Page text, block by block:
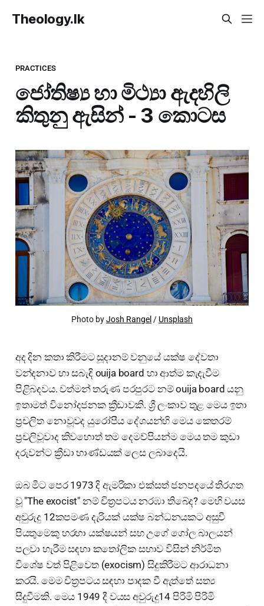
Theology.lk
PRACTICES
ජෝතිෂ්‍ය හා මිථ්‍යා ඇදහිලි
කිතුනු ඇසින් - 3 කොටස
Photo by Josh Rangel / Unsplash
අද දින කතා කිරීමට සූදානම් වනුයේ යක්ෂ දේවතා
වන්දනාව හා සබැඳි ouija board හා ආත්ම කැදැවීම
පිළිබදවය. වත්මන් තරුණ පරපුරට නම් ouija board යනු
ඉතාමත් විනෝදජනක ක්‍රීඩාවකි. ශ්‍රී ලංකාව තුළ මෙය ඉතා
ප්‍රචලිත නොවූවද යුරෝපීය දේශයන්හි මෙය කෙතරම්
ප්‍රචලිවූවාද කිවහොත් තම දෙමව්පියන්ම මෙය තම කුඩා
දරුවන්ට ක්‍රීඩා භාණ්ඩයක් ලෙස ලබාදෙයි.
ඔබ මීට පෙර 1973 දි ඇමරිකා එක්සත් ජනපදයේ තිරගත
වූ "The exocist" නම් චිත්‍රපටය නරඹා තිබේද? මෙහි වයස
අවුරුදු 12කපමණ දැරියක් යක්ෂ බන්ධනයකට අසුවී
පියතුමෙකු හරහා යක්ෂයන් සහ උගේ ගෝල බාලයන්
පලවා හැරීම සඳහා කතෝලික සභාව විසින් නිර්මිත
විශේෂ වත් පිළිවෙත (exocism) සිදුකිරීමට ආරාධනා
කරයි. මෙම චිත්‍රපටය සඳහා පාදක වී ඇත්තේ සත්‍ය
සිදුවීමකි. මෙය 1949 දී වයස අවුරුදු14 පිරිමි පිරිමි